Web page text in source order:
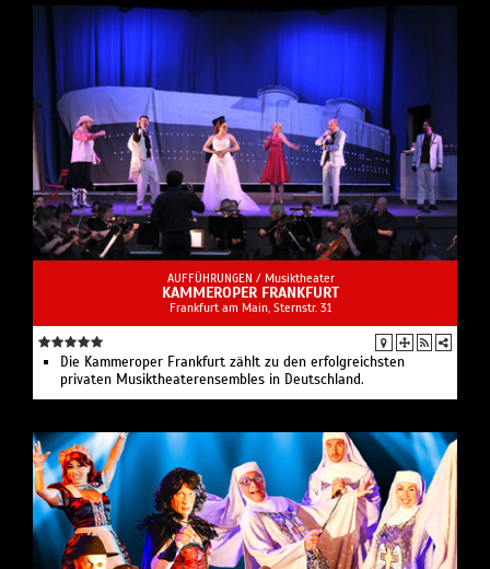
AUFFÜHRUNGEN / Musiktheater
KAMMEROPER FRANKFURT
Frankfurt am Main, Sternstr. 31
Die Kammeroper Frankfurt zählt zu den erfolgreichsten
privaten Musiktheaterensembles in Deutschland.